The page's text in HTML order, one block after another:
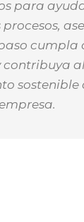
para
procesos,
cumpla
sostenible